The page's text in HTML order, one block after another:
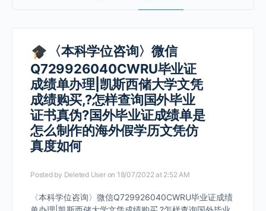
〈本科学位咨询〉微信
Q729926040CWRU毕业证
成绩单办理|凯斯西储大学文凭
成绩购买,?怎样查询国外毕业
证书真伪?国外毕业证成绩单是
怎么制作的海外假学历文凭仿
真度如何
Posted by Deleted User on 18/07/2022 at 2:52 AM
〈本科学位咨询〉微信Q729926040CWRU毕业证成绩